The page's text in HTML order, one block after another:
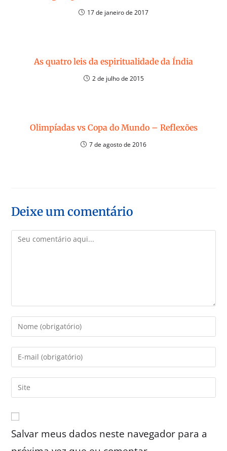
17 de janeiro de 2017
As quatro leis da espiritualidade da Índia
2 de julho de 2015
Olimpíadas vs Copa do Mundo – Reflexões
7 de agosto de 2016
Deixe um comentário
Salvar meus dados neste navegador para a